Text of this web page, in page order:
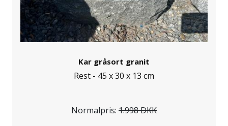
Kar gråsort granit
Rest - 45 x 30 x 13 cm
Normalpris: 1.998 DKK